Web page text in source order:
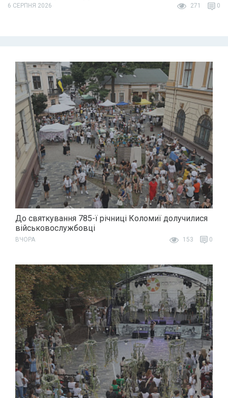
6 СЕРПНЯ 2026 271 0
До святкування 785-ї річниці Коломиї долучилися
військовослужбовці
ВЧОРА 153 0